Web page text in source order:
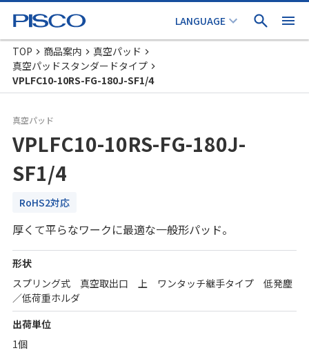
TOP 商品案内
真空パッド
真空パッドスタンダードタイプ
VPLFC10-10RS-FG-180J-SF1/4
真空パッド
VPLFC10-10RS-FG-180J-
SF1/4
RoHS2対応
厚くて平らなワークに最適な一般形パッド。
形状
スプリング式 真空取出口 上 ワンタッチ継手タイプ 低発塵
／低荷重ホルダ
出荷単位
1個